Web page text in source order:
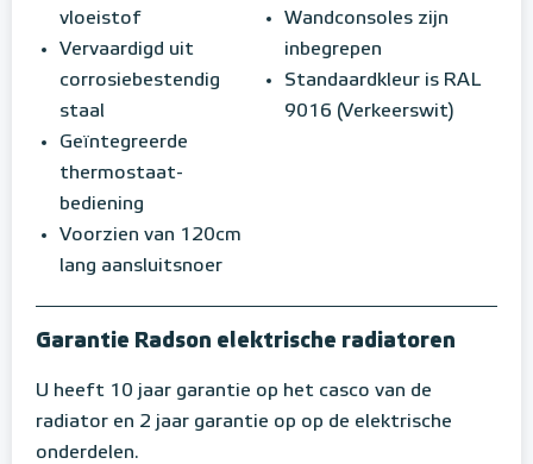
vloeistof
Vervaardigd uit
corrosiebestendig
staal
Geïntegreerde
thermostaat-
bediening
Voorzien van 120cm
lang aansluitsnoer
Wandconsoles zijn
inbegrepen
Standaardkleur is RAL
9016 (Verkeerswit)
Garantie Radson elektrische radiatoren
U heeft 10 jaar garantie op het casco van de
radiator en 2 jaar garantie op op de elektrische
onderdelen.